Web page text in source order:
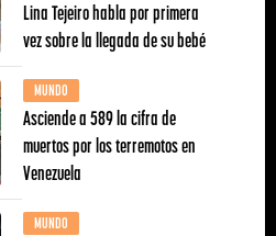
Lina Tejeiro habla por primera
vez sobre la llegada de su bebé
MUNDO
Asciende a 589 la cifra de
muertos por los terremotos en
Venezuela
MUNDO